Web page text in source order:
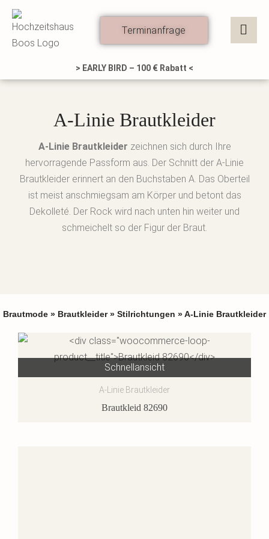
Zum
Inhalt
springen
Terminanfrage
> EARLY BIRD – 100 € Rabatt <
A-Linie Brautkleider
A-Linie Brautkleider zeichnen sich durch Ihre
hervorragende Passform aus. Der Schnitt der A-Linie
Brautkleider erinnert an den Buchstaben A. Das Oberteil
ist meist anschmiegsam am Körper und betont das
Dekolleté. Der Rock wird nach unten hin weiter und
schmeichelt so der Figur der Braut.
Brautmode » Brautkleider» Stilrichtungen » A-Linie Brautkleider
Schnellansicht
A-Linie Brautkleider
Brautkleid 82690